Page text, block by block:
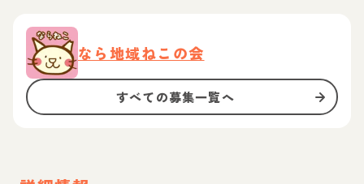
なら地域ねこの会
すべての募集一覧へ